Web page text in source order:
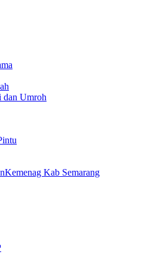
dan Umroh
Kab Semarang